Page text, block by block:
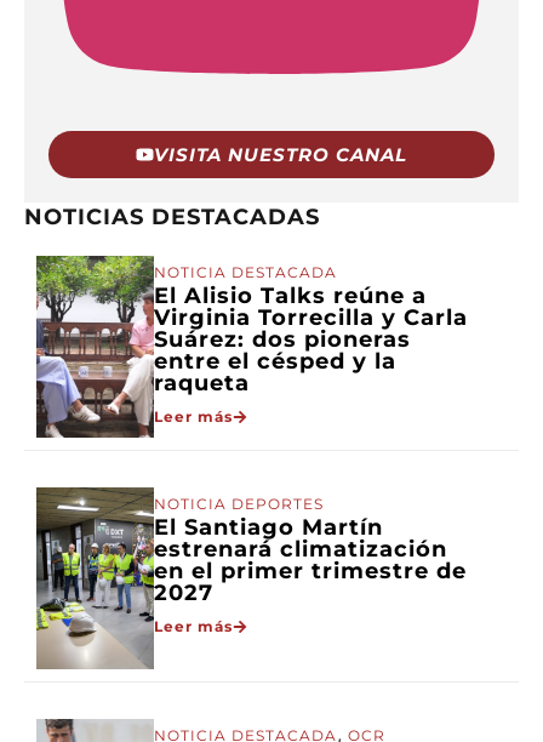
VISITA NUESTRO CANAL
NOTICIAS DESTACADAS
NOTICIA DESTACADA
El Alisio Talks reúne a
Virginia Torrecilla y Carla
Suárez: dos pioneras
entre el césped y la
raqueta
Leer más
NOTICIA DEPORTES
El Santiago Martín
estrenará climatización
en el primer trimestre de
2027
Leer más
NOTICIA DESTACADA , OCR